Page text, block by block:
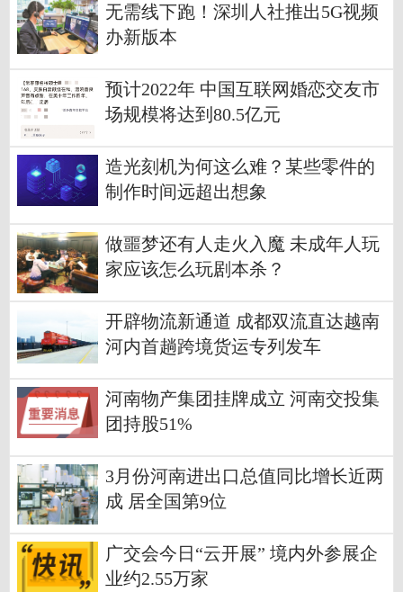
无需线下跑！深圳人社推出5G视频
办新版本
预计2022年 中国互联网婚恋交友市
场规模将达到80.5亿元
造光刻机为何这么难？某些零件的
制作时间远超出想象
做噩梦还有人走火入魔 未成年人玩
家应该怎么玩剧本杀？
开辟物流新通道 成都双流直达越南
河内首趟跨境货运专列发车
河南物产集团挂牌成立 河南交投集
团持股51%
3月份河南进出口总值同比增长近两
成 居全国第9位
广交会今日“云开展” 境内外参展企
业约2.55万家